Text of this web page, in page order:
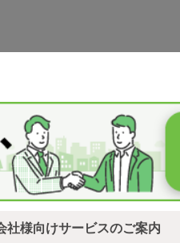
社様向けサービスのご案内